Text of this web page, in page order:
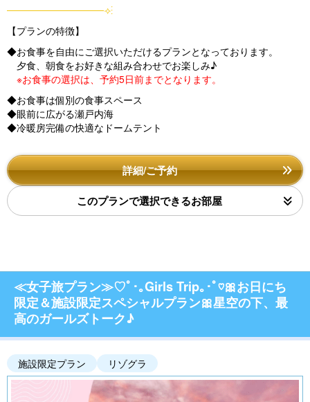
──────────────⟢⋮
【プランの特徴】
◆お食事を自由にご選択いただけるプランとなっております。
夕食、朝食をお好きな組み合わせでお楽しみ♪
※お食事の選択は、予約5日前までとなります。
◆お食事は個別の食事スペース
◆眼前に広がる瀬戸内海
◆冷暖房完備の快適なドームテント
詳細/ご予約
このプランで選択できるお部屋
≪女子旅プラン≫♡ﾟ･｡Girls Trip｡･ﾟ♡🎀お日にち
限定＆施設限定スペシャルプラン🎀星空の下、最
高のガールズトーク♪
施設限定プラン リゾグラ